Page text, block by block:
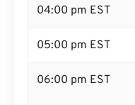
04:00 pm EST
05:00 pm EST
06:00 pm EST